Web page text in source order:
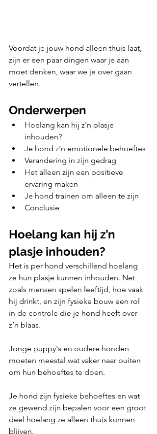
Voordat je jouw hond alleen thuis laat,
zijn er een paar dingen waar je aan
moet denken, waar we je over gaan
vertellen.
Onderwerpen
Hoelang kan hij z'n plasje
inhouden?
Je hond z'n emotionele behoeftes
Verandering in zijn gedrag
Het alleen zijn een positieve
ervaring maken
Je hond trainen om alleen te zijn
Conclusie
Hoelang kan hij z’n
plasje inhouden?
Het is per hond verschillend hoelang
ze hun plasje kunnen inhouden. Net
zoals mensen spelen leeftijd, hoe vaak
hij drinkt, en zijn fysieke bouw een rol
in de controle die je hond heeft over
z’n blaas.
Jonge puppy's en oudere honden
moeten meestal wat vaker naar buiten
om hun behoeftes te doen.
Je hond zijn fysieke behoeftes en wat
ze gewend zijn bepalen voor een groot
deel hoelang ze alleen thuis kunnen
blijven.